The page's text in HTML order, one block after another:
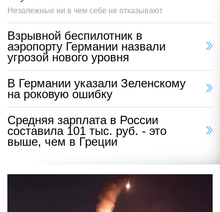
Незалежные ни в чем себе не отказывают
Взрывной беспилотник в
аэропорту Германии назвали
угрозой нового уровня
В Германии указали Зеленскому
на роковую ошибку
Средняя зарплата в России
составила 101 тыс. руб. - это
выше, чем в Греции